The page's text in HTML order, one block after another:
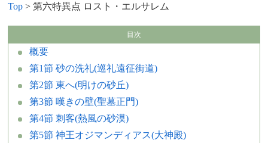
Top > 第六特異点 ロスト・エルサレム
概要
第1節 砂の洗礼(巡礼遠征街道)
第2節 東へ(明けの砂丘)
第3節 嘆きの壁(聖墓正門)
第4節 刺客(熱風の砂漠)
第5節 神王オジマンディアス(大神殿)